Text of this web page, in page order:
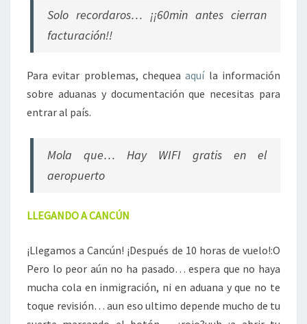
Solo recordaros… ¡¡60min antes cierran
facturación!!
Para evitar problemas, chequeaaquí la información
sobre aduanas y documentación que necesitas para
entrar al país.
Mola que… Hay WIFI gratis en el
aeropuerto
LLEGANDO A CANCÚN
¡Llegamos a Cancún! ¡Después de 10 horas de vuelo!:O
Pero lo peor aún no ha pasado… espera que no haya
mucha cola en inmigración, ni en aduana y que no te
toque revisión… aun eso ultimo depende mucho de tu